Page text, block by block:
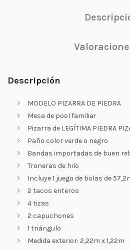
Descripción
MODELO PIZARRA DE PIEDRA
Mesa de pool familiar
Pizarra de LEGÍTIMA PIEDRA
Paño color verde o negro
Bandas importadas de buen
Troneras de hilo
Incluye 1 juego de bolas de
2 tacos enteros
4 tizas
2 capuchones
1 triángulo
Medida exterior: 2,22m x 1,22m